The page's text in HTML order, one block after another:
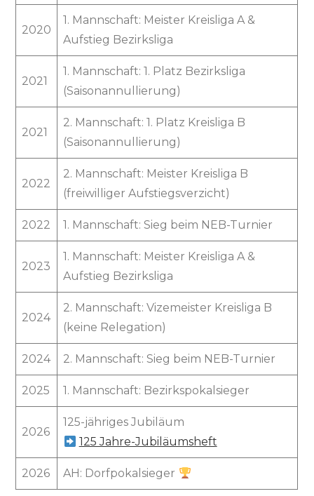
2020
1. Mannschaft: Meister Kreisliga A &
Aufstieg Bezirksliga
2021
1. Mannschaft: 1. Platz Bezirksliga
(Saisonannullierung)
2021
2. Mannschaft: 1. Platz Kreisliga B
(Saisonannullierung)
2022
2. Mannschaft: Meister Kreisliga B
(freiwilliger Aufstiegsverzicht)
2022 1. Mannschaft: Sieg beim NEB-Turnier
2023
1. Mannschaft: Meister Kreisliga A &
Aufstieg Bezirksliga
2024
2. Mannschaft: Vizemeister Kreisliga B
(keine Relegation)
2024 2. Mannschaft: Sieg beim NEB-Turnier
2025 1. Mannschaft: Bezirkspokalsieger
2026
125-jähriges Jubiläum
125 Jahre-Jubiläumsheft
2026 AH: Dorfpokalsieger